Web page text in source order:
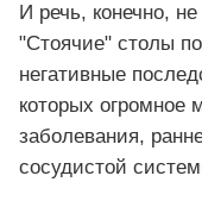
И речь, конечно,
"Стоячие" столы
негативные
которых огромное
заболевания,
сосудистой